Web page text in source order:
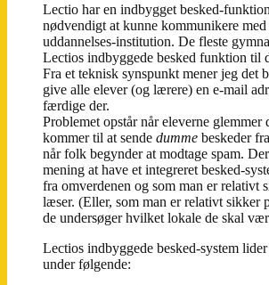
Lectio har en indbygget besked-
nødvendigt at kunne kommunikere med
uddannelses-institution. De fleste
Lectios indbyggede besked funktion til
Fra et teknisk synspunkt mener jeg det
give alle elever (og lærere) en e-mail
færdige der.
Problemet opstår når eleverne glemmer
kommer til at sende dumme beskeder
når folk begynder at modtage spam.
mening at have et integreret besked-
fra omverdenen og som man er relativt
læser. (Eller, som man er relativt sikker
de undersøger hvilket lokale de skal
Lectios indbyggede besked-system
under følgende: